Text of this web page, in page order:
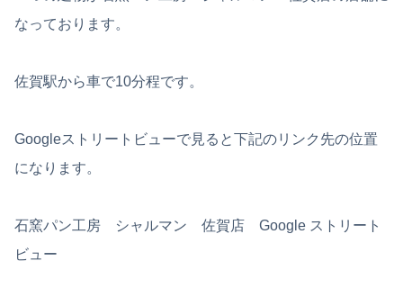
なっております。
佐賀駅から車で10分程です。
Googleストリートビューで見ると下記のリンク先の位置
になります。
石窯パン工房 シャルマン 佐賀店 Google ストリート
ビュー